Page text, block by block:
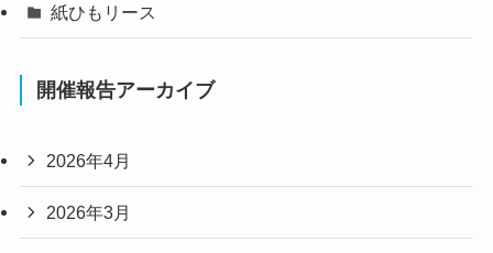
紙ひもリース
開催報告アーカイブ
2026年4月
2026年3月